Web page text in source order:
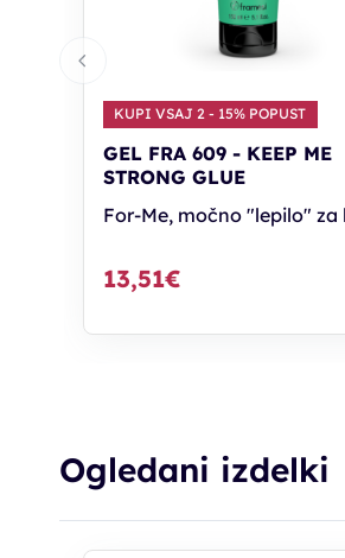
KUPI VSAJ 2 - 15% POPUST
GEL FRA 609 - KEEP ME
STRONG GLUE
For-Me, močno "lepilo" za
13,51€
Ogledani izdelki